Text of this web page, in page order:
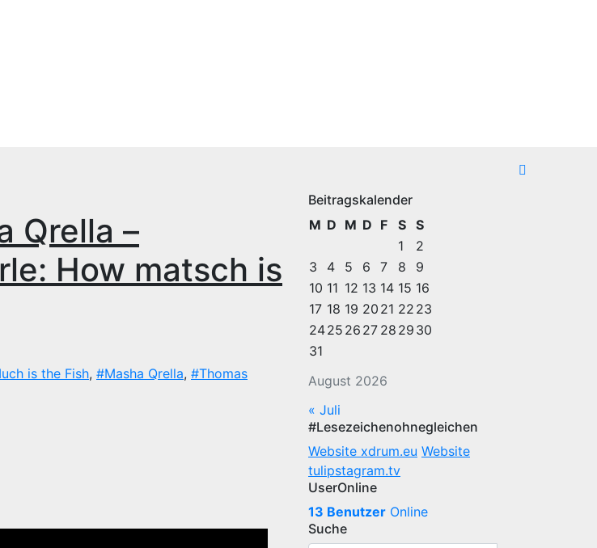
Qrella –
How matsch is
is the Fish, #Masha Qrella, #Thomas
Beitragskalender
August 2026
M D M D F S S
1
2
3
4 5 6 7 8
9
10 11 12 13 14 15 16
17 18 19 20 21 22 23
2425 26 27 28 29 30
31
« Juli
#Lesezeichenohnegleichen
Website xdrum.eu Website
tulipstagram.tv
UserOnline
13 Benutzer Online
Suche